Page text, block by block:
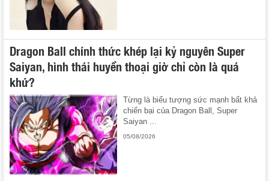
Dragon Ball chính thức khép lại kỷ nguyên Super
Saiyan, hình thái huyền thoại giờ chỉ còn là quá
khứ?
Từng là biểu tượng sức mạnh bất khả
chiến bại của Dragon Ball, Super
Saiyan ...
05/08/2026